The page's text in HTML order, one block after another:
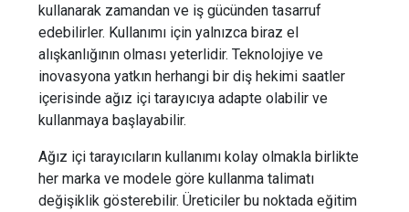
kullanarak zamandan ve iş gücünden tasarruf
edebilirler. Kullanımı için yalnızca biraz el
alışkanlığının olması yeterlidir. Teknolojiye ve
inovasyona yatkın herhangi bir diş hekimi saatler
içerisinde ağız içi tarayıcıya adapte olabilir ve
kullanmaya başlayabilir.
Ağız içi tarayıcıların kullanımı kolay olmakla birlikte
her marka ve modele göre kullanma talimatı
değişiklik gösterebilir. Üreticiler bu noktada eğitim